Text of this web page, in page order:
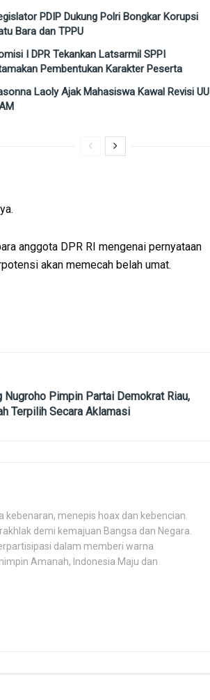
PDIP Dukung Polri Bongkar Korupsi
Bara dan TPPU
I DPR Tekankan Latsarmil SPPI
Pembentukan Karakter Peserta
Laoly Ajak Mahasiswa Kawal Revisi UU
anggota DPR RI mengenai pernyataan
akan memecah belah umat.
Nugroho Pimpin Partai Demokrat Riau,
Terpilih Secara Aklamasi
menepis hoax dan kebencian.
demi kemajuan Bangsa dan Negara.
dalam memberi warna
Amanah, Indonesia Maju dan